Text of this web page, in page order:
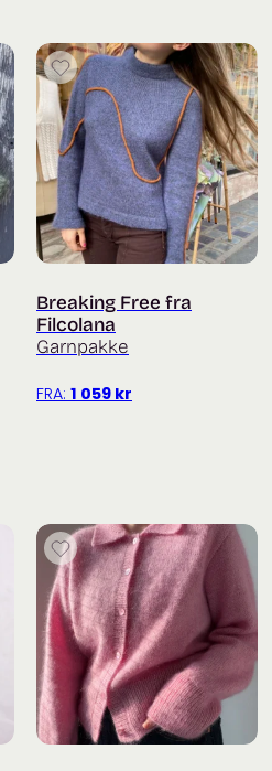
Breaking Free fra
Filcolana
Garnpakke
FRA: 1 059 kr